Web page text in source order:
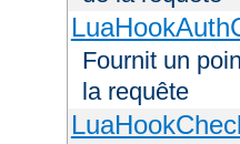
Fournit un
la requête